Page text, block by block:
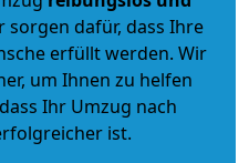
dafür, dass Ihre
erfüllt werden. Wir
um Ihnen zu helfen
Ihr Umzug nach
ist.